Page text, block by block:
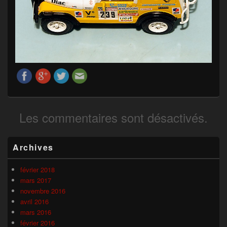
Les commentaires sont désactivés.
principale
de
widget
pour
barre
latérale
Archives
février 2018
mars 2017
novembre 2016
avril 2016
mars 2016
février 2016